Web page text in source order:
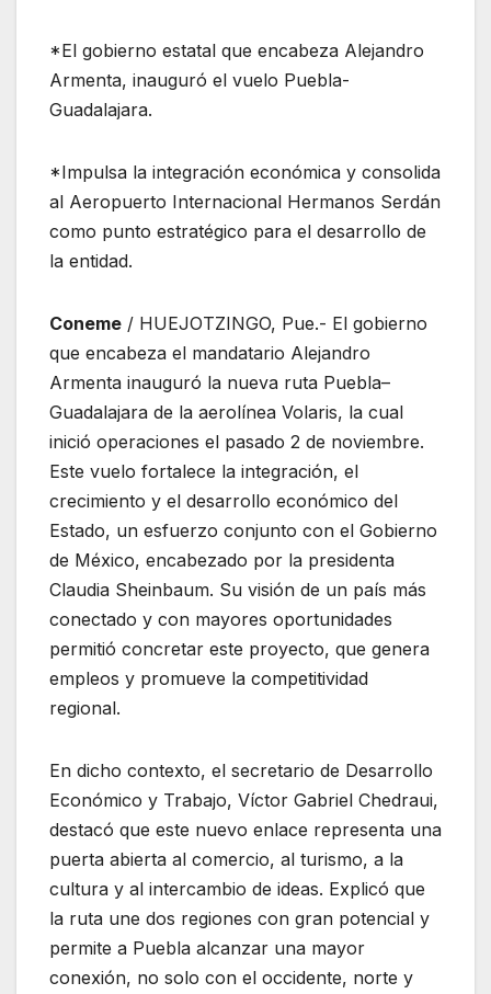
*El gobierno estatal que encabeza Alejandro
Armenta, inauguró el vuelo Puebla-
Guadalajara.
*Impulsa la integración económica y consolida
al Aeropuerto Internacional Hermanos Serdán
como punto estratégico para el desarrollo de
la entidad.
Coneme / HUEJOTZINGO, Pue.- El gobierno
que encabeza el mandatario Alejandro
Armenta inauguró la nueva ruta Puebla–
Guadalajara de la aerolínea Volaris, la cual
inició operaciones el pasado 2 de noviembre.
Este vuelo fortalece la integración, el
crecimiento y el desarrollo económico del
Estado, un esfuerzo conjunto con el Gobierno
de México, encabezado por la presidenta
Claudia Sheinbaum. Su visión de un país más
conectado y con mayores oportunidades
permitió concretar este proyecto, que genera
empleos y promueve la competitividad
regional.
En dicho contexto, el secretario de Desarrollo
Económico y Trabajo, Víctor Gabriel Chedraui,
destacó que este nuevo enlace representa una
puerta abierta al comercio, al turismo, a la
cultura y al intercambio de ideas. Explicó que
la ruta une dos regiones con gran potencial y
permite a Puebla alcanzar una mayor
conexión, no solo con el occidente, norte y